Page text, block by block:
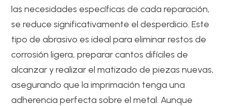
las necesidades específicas de cada reparación,
se reduce significativamente el desperdicio. Este
tipo de abrasivo es ideal para eliminar restos de
corrosión ligera, preparar cantos difíciles de
alcanzar y realizar el matizado de piezas nuevas,
asegurando que la imprimación tenga una
adherencia perfecta sobre el metal. Aunque